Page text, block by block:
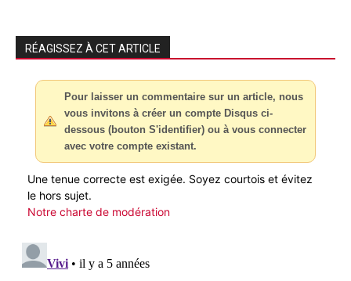
RÉAGISSEZ À CET ARTICLE
Pour laisser un commentaire sur un article, nous
vous invitons à créer un compte Disqus ci-
dessous (bouton S'identifier) ou à vous connecter
avec votre compte existant.
Une tenue correcte est exigée. Soyez courtois et évitez
le hors sujet.
Notre charte de modération